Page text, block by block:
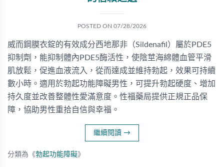
POSTED ON 07/28/2026
威而鋼膜衣錠的有效成分西地那非（Sildenafil）屬於PDE5
抑制劑，能抑制體內PDE5酶活性，使陰莖海綿體血管平滑
肌放鬆，促進血液流入，從而達成並維持勃起，效果可持續
數小時。適用於勃起功能障礙男性，可提升勃起硬度、增加
持久度並改善整體性愛滿意度。性福藥局提供正規正品保
障，協助男性重拾自信與幸福。
繼續閱讀 →
分類為《勃起功能障礙》